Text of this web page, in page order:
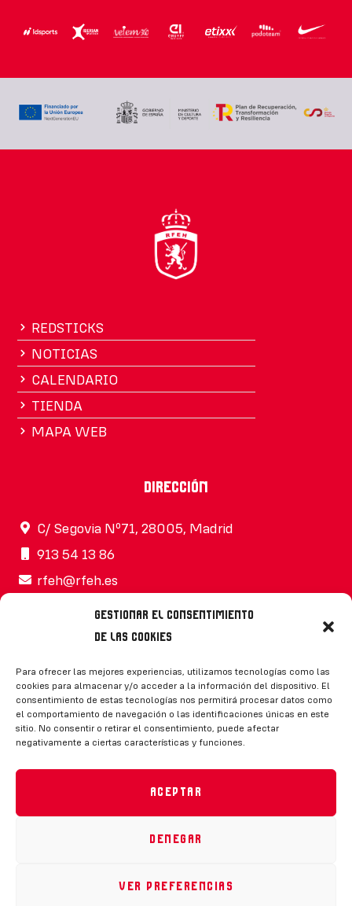
Gestionar el consentimiento
de las cookies
Para ofrecer las mejores experiencias, utilizamos tecnologías como las
cookies para almacenar y/o acceder a la información del dispositivo. El
consentimiento de estas tecnologías nos permitirá procesar datos como
el comportamiento de navegación o las identificaciones únicas en este
sitio. No consentir o retirar el consentimiento, puede afectar
negativamente a ciertas características y funciones.
Aceptar
Denegar
Ver preferencias
REDSTICKS
NOTICIAS
CALENDARIO
TIENDA
MAPA WEB
Dirección
C/ Segovia Nº71, 28005, Madrid
913 54 13 86
rfeh@rfeh.es
Síguenos